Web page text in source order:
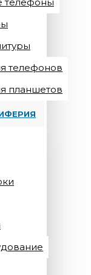
телефонов
планшетов